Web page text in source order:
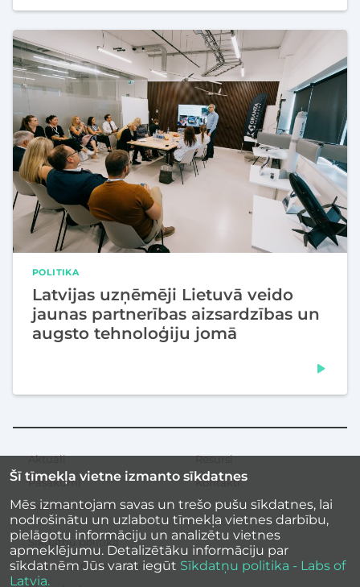
POLITIKA
Latvijas uzņēmēji Lietuvā veido
jaunas partnerības aizsardzības un
augsto tehnoloģiju jomā
Šī tīmekļa vietne izmanto sīkdatnes
Mēs izmantojam savas un trešo pušu sīkdatnes, lai
nodrošinātu un uzlabotu tīmekļa vietnes darbību,
pielāgotu informāciju un analizētu vietnes
apmeklējumu. Detalizētāku informāciju par
sīkdatnēm Jūs varat iegūt Sīkdatņu politika - Labs of
Latvia.
Sekundārā
izvēlne
Aktuāli
Pasākumi
Iedvesmas stāsti
Resursi
Kontakti
Sīkdatņu politika
Vietnes piekļūstamība